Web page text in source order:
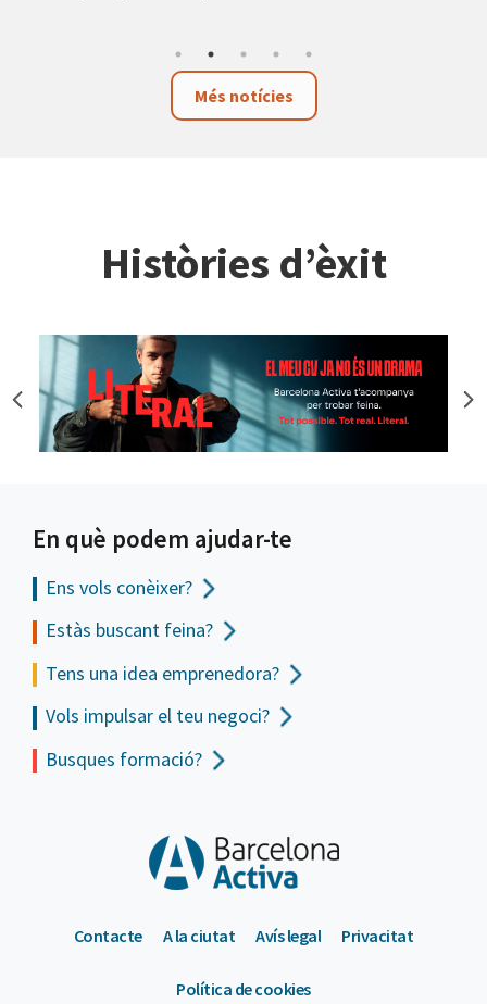
Més notícies
Històries d’èxit
En què podem ajudar-te
Ens vols conèixer?
Estàs buscant feina?
Tens una idea emprenedora?
Vols impulsar el teu negoci?
Busques formació?
Contacte A la ciutat Avís legal Privacitat
Política de cookies